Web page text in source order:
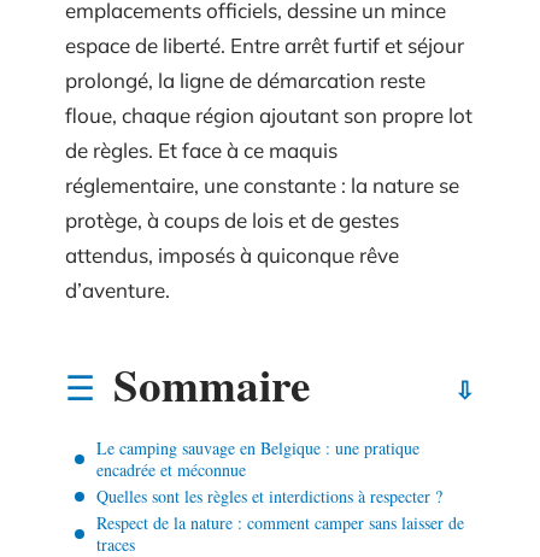
emplacements officiels, dessine un mince
espace de liberté. Entre arrêt furtif et séjour
prolongé, la ligne de démarcation reste
floue, chaque région ajoutant son propre lot
de règles. Et face à ce maquis
réglementaire, une constante : la nature se
protège, à coups de lois et de gestes
attendus, imposés à quiconque rêve
d’aventure.
Sommaire
Le camping sauvage en Belgique : une pratique
encadrée et méconnue
Quelles sont les règles et interdictions à respecter ?
Respect de la nature : comment camper sans laisser de
traces